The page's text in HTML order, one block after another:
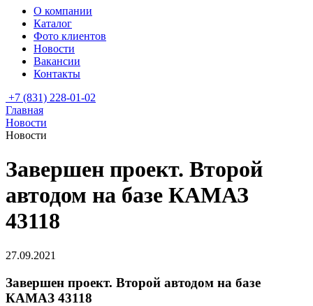
О компании
Каталог
Фото клиентов
Новости
Вакансии
Контакты
+7 (831) 228-01-02
Главная
Новости
Новости
Завершен проект. Второй
автодом на базе КАМАЗ
43118
27.09.2021
Завершен проект. Второй автодом на базе
КАМАЗ 43118